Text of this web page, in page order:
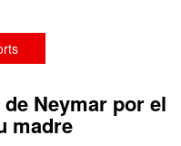
Neymar por el
madre